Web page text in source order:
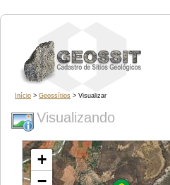
Início > Geossítios > Visualizar
Visualizando
+
−